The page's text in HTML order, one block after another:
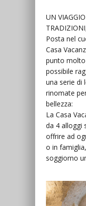
UN
Posta nel
Casa
punto
possibile
una serie di
rinomate
bellezza:
La Casa
da 4 alloggi
offrire ad
o in
soggiorno